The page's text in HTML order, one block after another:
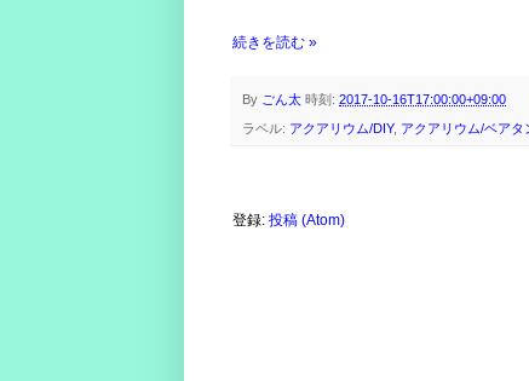
続きを読む »
By ごん太 時刻: 2017-10-16T17:00:00+09:00
ラベル: アクアリウム/DIY, アクアリウム/ベアタ
登録: 投稿 (Atom)